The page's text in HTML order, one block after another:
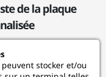
de la plaque
stocker et/ou